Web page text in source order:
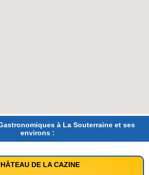
à La Souterraine et ses
environs :
DE LA CAZINE